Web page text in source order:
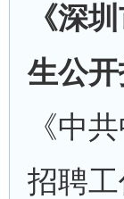
《深
生公
《中
招聘